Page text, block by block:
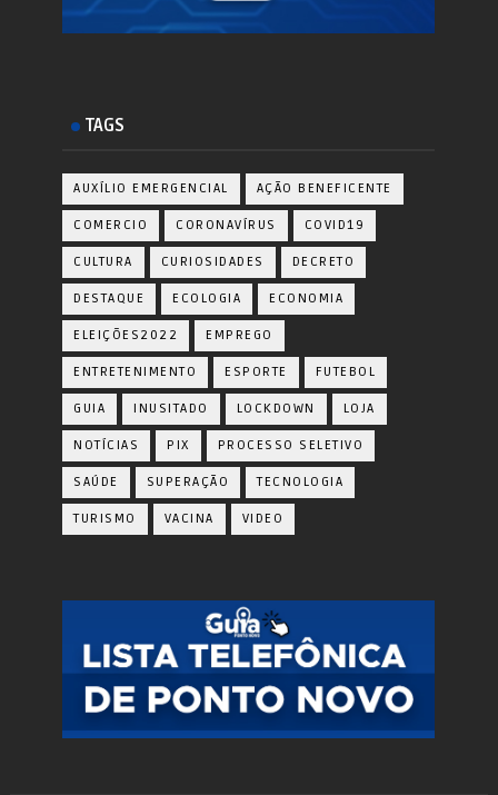
TAGS
AUXÍLIO EMERGENCIAL AÇÃO BENEFICENTE
COMERCIO CORONAVÍRUS COVID19
CULTURA CURIOSIDADES DECRETO
DESTAQUE ECOLOGIA ECONOMIA
ELEIÇÕES2022 EMPREGO
ENTRETENIMENTO ESPORTE FUTEBOL
GUIA INUSITADO LOCKDOWN LOJA
NOTÍCIAS PIX PROCESSO SELETIVO
SAÚDE SUPERAÇÃO TECNOLOGIA
TURISMO VACINA VIDEO